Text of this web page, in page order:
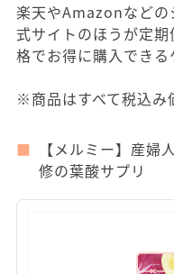
楽天やAmazonなどの
式サイトのほうが定
格でお得に購入できる
※商品はすべて税込み
【メルミー】産婦
修の葉酸サプリ